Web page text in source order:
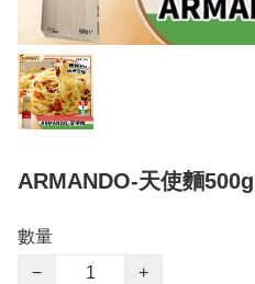
ARMANDO-天使麵500g
數量
−
+